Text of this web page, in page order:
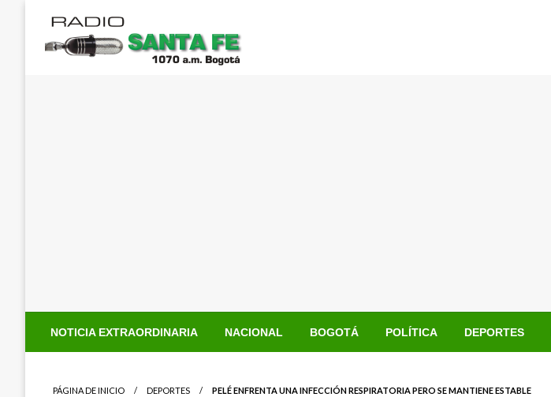
contenido
NOTICIA EXTRAORDINARIA NACIONAL BOGOTÁ POLÍTICA DEPORTES
PÁGINA DE INICIO DEPORTES PELÉ ENFRENTA UNA INFECCIÓN RESPIRATORIA PERO SE MANTIENE ESTABLE